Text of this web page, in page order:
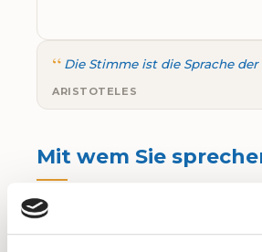
“ Die Stimme ist die Sprache der
ARISTOTELES
Mit wem Sie
Ich bin Alexandra Costa,
Psychologin mit